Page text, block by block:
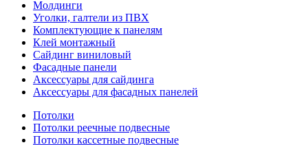
Молдинги
Уголки, галтели из ПВХ
Комплектующие к панелям
Клей монтажный
Сайдинг виниловый
Фасадные панели
Аксессуары для сайдинга
Аксессуары для фасадных панелей
Потолки
Потолки реечные подвесные
Потолки кассетные подвесные